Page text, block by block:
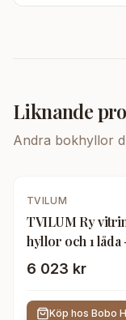
Liknande
Andra bokhyllor
TVILUM
TVILUM Ry
hyllor och 1
6 023 kr
Köp hos Bobo